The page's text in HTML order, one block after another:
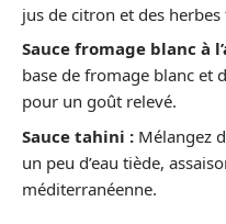
jus de citron et des
Sauce fromage blanc à
base de fromage blanc et
pour un goût relevé.
Sauce tahini : Mélangez
un peu d’eau tiède,
méditerranéenne.